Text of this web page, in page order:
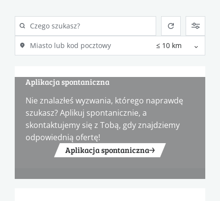
Aplikacja spontaniczna
Nie znalazłeś wyzwania, którego naprawdę
szukasz? Aplikuj spontanicznie, a
skontaktujemy się z Tobą, gdy znajdziemy
odpowiednią ofertę!
Aplikacja spontaniczna